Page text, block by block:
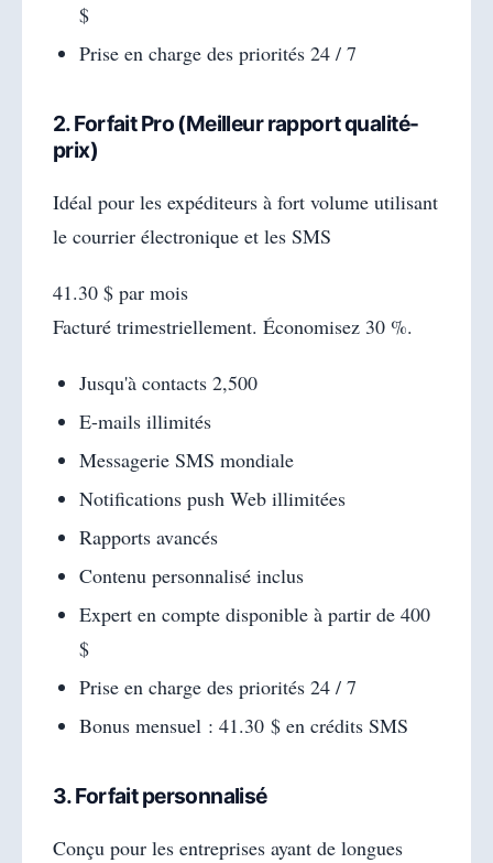
$
Prise en charge des priorités 24 / 7
2. Forfait Pro (Meilleur rapport qualité-
prix)
Idéal pour les expéditeurs à fort volume utilisant
le courrier électronique et les SMS
41.30 $ par mois
Facturé trimestriellement. Économisez 30 %.
Jusqu'à contacts 2,500
E-mails illimités
Messagerie SMS mondiale
Notifications push Web illimitées
Rapports avancés
Contenu personnalisé inclus
Expert en compte disponible à partir de 400
$
Prise en charge des priorités 24 / 7
Bonus mensuel : 41.30 $ en crédits SMS
3. Forfait personnalisé
Conçu pour les entreprises ayant de longues